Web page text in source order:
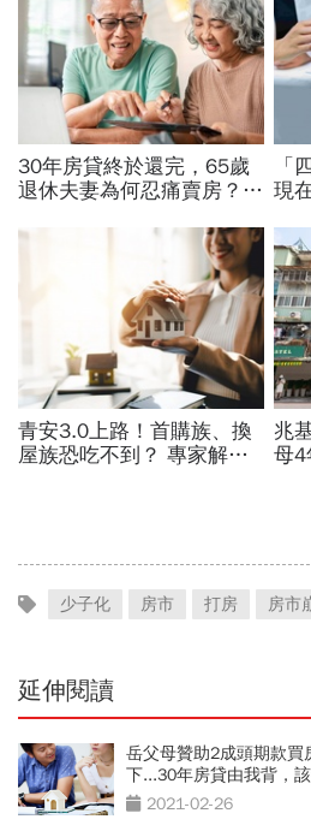
30年房貸終於還完，65歲
退休夫妻為何忍痛賣房？
草」晚年才懂：房子不是越
「
現
家
青安3.0上路！首購族、換
屋族恐吃不到？ 專家解析
兆
母4
「
少子化 房市 打房 房市
延伸閱讀
岳父母贊助2成頭期款買
下...30年房貸由我背，
2021-02-26